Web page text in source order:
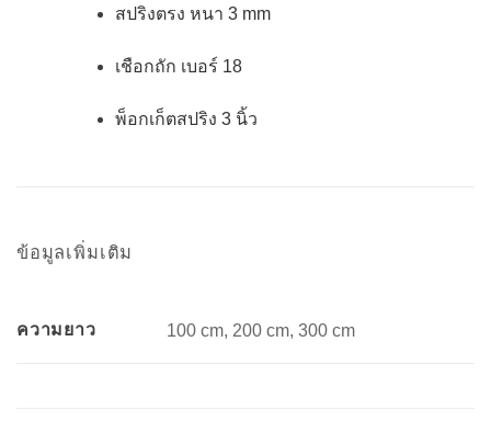
สปริงตรง หนา 3 mm
เชือกถัก เบอร์ 18
พ็อกเก็ตสปริง 3 นิ้ว
ข้อมูลเพิ่มเติม
ความยาว 100 cm, 200 cm, 300 cm